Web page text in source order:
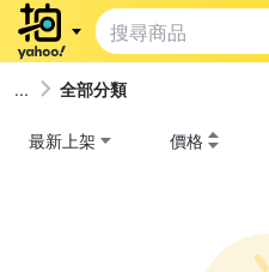
全部分類
最新上架 價格